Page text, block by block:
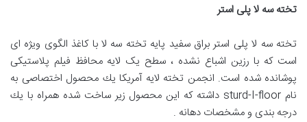
تخته سه لا پلی استر
تخته سه لا پلی استر براق سفید پایه تخته سه لا با کاغذ الگوی ویژه ای
است که با رزین اشباع نشده ، سطح یک لایه محافظ فیلم پلاستیکی
پوشانده شده است. انجمن تخته لايه آمريكا يك محصول اختصاصی به
نام sturd-I-floor داشته كه اين محصول زير ساخت شده همراه با يك
درجه بندی و مشخصات دهانه .